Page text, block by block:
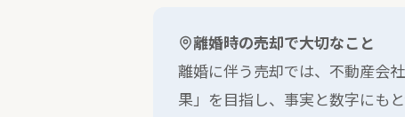
離婚時の売却で大切なこと
離婚に伴う売却では、不動産会
果」を目指し、事実と数字にも